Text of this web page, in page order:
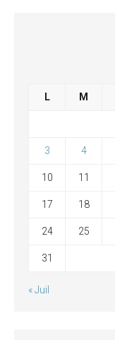
L M
3 4
10 11
17 18
24 25
31
« Juil